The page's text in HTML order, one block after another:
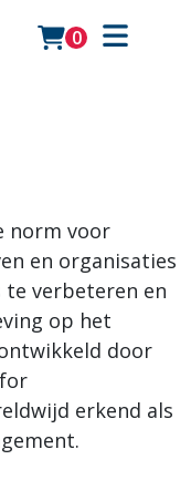
0
norm voor
en organisaties
verbeteren en
op het
door
erkend als